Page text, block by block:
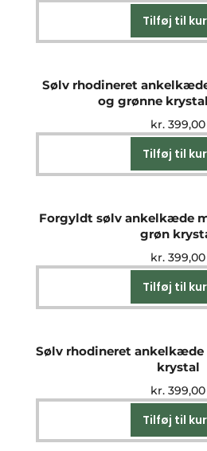
Tilføj til
Sølv rhodineret
og grønne
kr. 399,00
Tilføj til
Forgyldt sølv ankelkæde
grøn
kr. 399,00
Tilføj til
Sølv rhodineret ankelkæde
krystal
kr. 399,00
Tilføj til